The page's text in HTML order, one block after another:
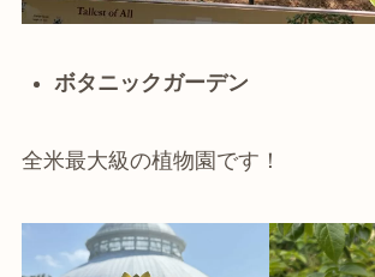
ボタニックガーデン
全米最大級の植物園です！